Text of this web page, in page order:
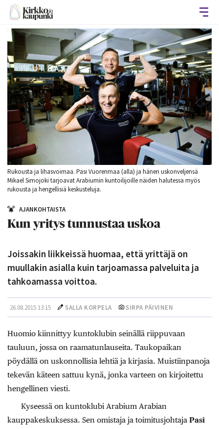
Rukousta ja lihasvoimaa. Pasi Vuorenmaa (alla) ja hänen uskonveljensä
Mikael Simojoki tarjoavat Arabiumin kuntoilijoille näiden halutessa myös
rukousta ja hengellisiä keskusteluja.
AJANKOHTAISTA
Kun yritys tunnustaa uskoa
Joissakin liikkeissä huomaa, että yrittäjä on
muullakin asialla kuin tarjoamassa palveluita ja
tahkoamassa voittoa.
26.08.2015 13:15 SALLA KORPELA SIRPA PÄIVINEN
Huomio kiinnittyy kuntoklubin seinällä riippuvaan
tauluun, jossa on raamatunlauseita. Taukopaikan
pöydällä on uskonnollisia lehtiä ja kirjasia. Muistiinpanoja
tekevän käteen sattuu kynä, jonka varteen on kirjoitettu
hengellinen viesti.
Kyseessä on kuntoklubi Arabium Arabian
kauppakeskuksessa. Sen omistaja ja toimitusjohtaja Pasi